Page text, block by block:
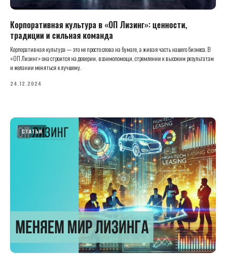
Корпоративная культура в «ОП Лизинг»: ценности,
традиции и сильная команда
Корпоративная культура — это не просто слова на бумаге, а живая часть нашего бизнеса. В
«OП Лизинг» она строится на доверии, взаимопомощи, стремлении к высоким результатам
и желании меняться к лучшему.
24.12.2024
СТАТЬИ